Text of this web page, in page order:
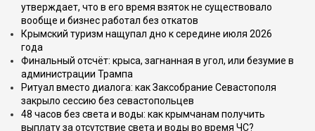
утверждает, что в его время взяток не существовало
вообще и бизнес работал без откатов
Крымский туризм нащупал дно к середине июля 2026
года
Финальный отсчёт: крыса, загнанная в угол, или безумие в
администрации Трампа
Ритуал вместо диалога: как Заксобрание Севастополя
закрыло сессию без севастопольцев
48 часов без света и воды: как крымчанам получить
выплату за отсутствие света и воды во время ЧС?